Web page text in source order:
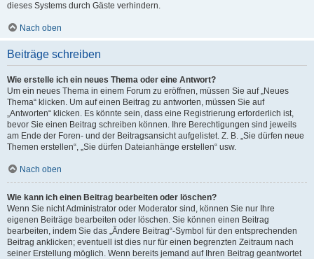
dieses Systems durch Gäste verhindern.
Nach oben
Beiträge schreiben
Wie erstelle ich ein neues Thema oder eine Antwort?
Um ein neues Thema in einem Forum zu eröffnen, müssen Sie auf „Neues
Thema“ klicken. Um auf einen Beitrag zu antworten, müssen Sie auf
„Antworten“ klicken. Es könnte sein, dass eine Registrierung erforderlich ist,
bevor Sie einen Beitrag schreiben können. Ihre Berechtigungen sind jeweils
am Ende der Foren- und der Beitragsansicht aufgelistet. Z. B. „Sie dürfen neue
Themen erstellen“, „Sie dürfen Dateianhänge erstellen“ usw.
Nach oben
Wie kann ich einen Beitrag bearbeiten oder löschen?
Wenn Sie nicht Administrator oder Moderator sind, können Sie nur Ihre
eigenen Beiträge bearbeiten oder löschen. Sie können einen Beitrag
bearbeiten, indem Sie das „Ändere Beitrag“-Symbol für den entsprechenden
Beitrag anklicken; eventuell ist dies nur für einen begrenzten Zeitraum nach
seiner Erstellung möglich. Wenn bereits jemand auf Ihren Beitrag geantwortet